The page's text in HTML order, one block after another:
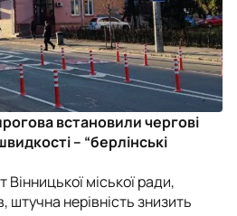
встановили чергові
– “берлінські
Вінницької міської ради,
штучна нерівність знизить